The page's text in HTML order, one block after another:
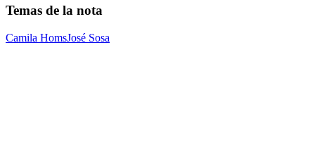
Temas de la nota
Camila HomsJosé Sosa